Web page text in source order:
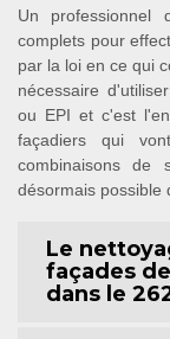
Un professionnel
complets pour
par la loi en ce qui
nécessaire
ou EPI et c'est
façadiers qui
combinaisons
désormais possible
Le
façades
dans le